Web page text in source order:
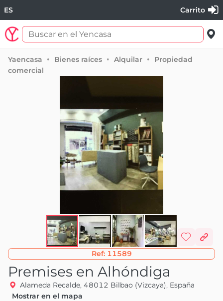
ES Carrito
Yaencasa Bienes raíces Alquilar
Propiedad
comercial
Ref: 11589
Premises en Alhóndiga
Alameda Recalde, 48012 Bilbao (Vizcaya), España
Mostrar en el mapa